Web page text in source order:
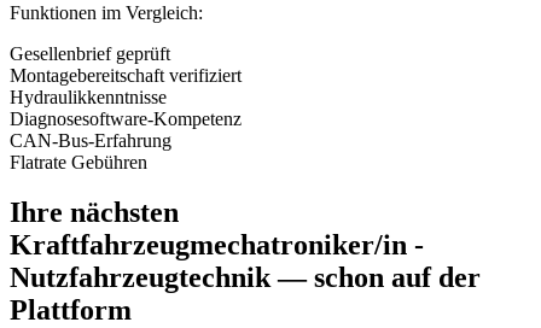
Funktionen im Vergleich:
Gesellenbrief geprüft
Montagebereitschaft verifiziert
Hydraulikkenntnisse
Diagnosesoftware-Kompetenz
CAN-Bus-Erfahrung
Flatrate Gebühren
Ihre nächsten
Kraftfahrzeugmechatroniker/in -
Nutzfahrzeugtechnik— schon auf der
Plattform